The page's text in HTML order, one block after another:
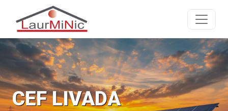
CEF LIVADA